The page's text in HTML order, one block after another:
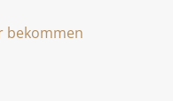
bekommen